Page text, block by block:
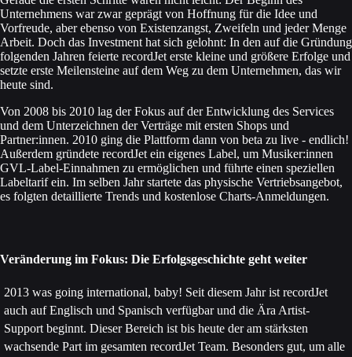
Unternehmens war zwar geprägt von Hoffnung für die Idee und
Vorfreude, aber ebenso von Existenzangst, Zweifeln und jeder Menge
Arbeit. Doch das Investment hat sich gelohnt: In den auf die Gründung
folgenden Jahren feierte recordJet erste kleine und größere Erfolge und
setzte erste Meilensteine auf dem Weg zu dem Unternehmen, das wir
heute sind.
Von 2008 bis 2010 lag der Fokus auf der Entwicklung des Services
und dem Unterzeichnen der Verträge mit ersten Shops und
Partner:innen. 2010 ging die Plattform dann von beta zu live - endlich!
Außerdem gründete recordJet ein eigenes Label, um Musiker:innen
GVL-Label-Einnahmen zu ermöglichen und führte einen speziellen
Labeltarif ein. Im selben Jahr startete das physische Vertriebsangebot,
es folgten detaillierte Trends und kostenlose Charts-Anmeldungen.
Veränderung im Fokus: Die Erfolgsgeschichte geht weiter
2013 was going international, baby! Seit diesem Jahr ist recordJet
auch auf Englisch und Spanisch verfügbar und die Ära Artist-
Support beginnt. Dieser Bereich ist bis heute der am stärksten
wachsende Part im gesamten recordJet Team. Besonders gut, um alle